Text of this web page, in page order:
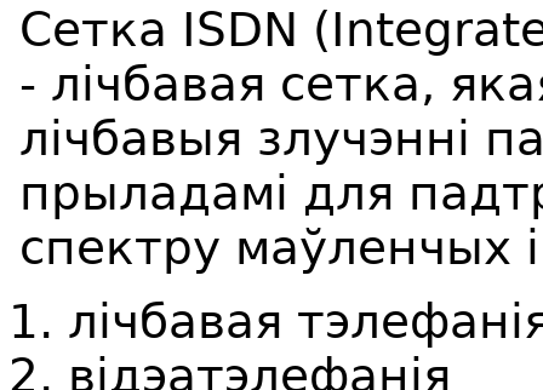
Сетка ISDN
- лічбавая сетка,
лічбавыя злучэнні
прыладамі для
спектру маўленчых
лічбавая
відэатэлефанія